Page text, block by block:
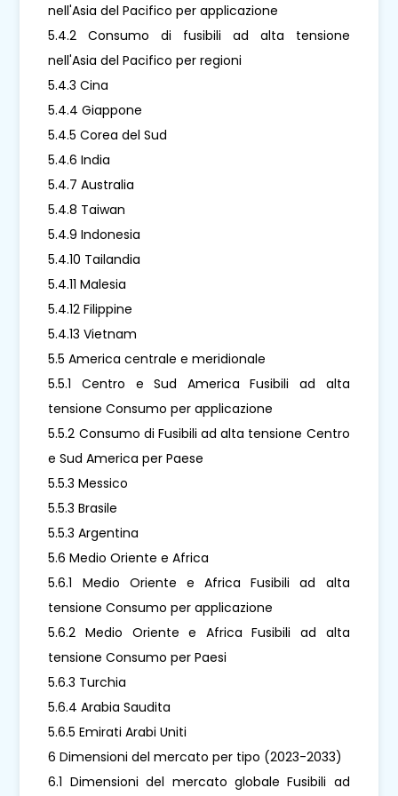
nell'Asia del Pacifico per applicazione
5.4.2 Consumo di fusibili ad alta tensione
nell'Asia del Pacifico per regioni
5.4.3 Cina
5.4.4 Giappone
5.4.5 Corea del Sud
5.4.6 India
5.4.7 Australia
5.4.8 Taiwan
5.4.9 Indonesia
5.4.10 Tailandia
5.4.11 Malesia
5.4.12 Filippine
5.4.13 Vietnam
5.5 America centrale e meridionale
5.5.1 Centro e Sud America Fusibili ad alta
tensione Consumo per applicazione
5.5.2 Consumo di Fusibili ad alta tensione Centro
e Sud America per Paese
5.5.3 Messico
5.5.3 Brasile
5.5.3 Argentina
5.6 Medio Oriente e Africa
5.6.1 Medio Oriente e Africa Fusibili ad alta
tensione Consumo per applicazione
5.6.2 Medio Oriente e Africa Fusibili ad alta
tensione Consumo per Paesi
5.6.3 Turchia
5.6.4 Arabia Saudita
5.6.5 Emirati Arabi Uniti
6 Dimensioni del mercato per tipo (2023-2033)
6.1 Dimensioni del mercato globale Fusibili ad